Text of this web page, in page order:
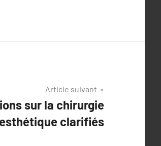
Article suivant
sur la chirurgie
esthétique clarifiés